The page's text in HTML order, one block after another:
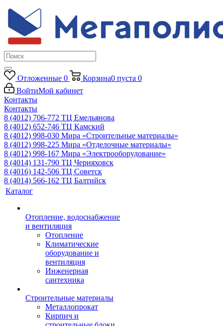
Отложенные 0 Корзина0 пуста 0
ВойтиМой кабинет
Контакты
Контакты
8 (4012) 706-772 ТЦ Емельянова
8 (4012) 652-746 ТЦ Камский
8 (4012) 998-030 Мира «Строительные материалы»
8 (4012) 998-225 Мира «Отделочные материалы»
8 (4012) 998-167 Мира «Электрооборудование»
8 (4014) 131-790 ТЦ Черняховск
8 (4016) 142-506 ТЦ Советск
8 (4014) 566-162 ТЦ Балтийск
Каталог
Отопление, водоснабжение
и вентиляция
Отопление
Климатические
оборудование и
вентиляция
Инженерная
сантехника
Строительные материалы
Металлопрокат
Кирпич и